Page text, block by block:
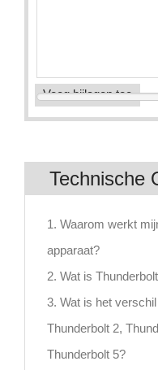
Voeg bijlagen toe
Technische
1. Waarom werkt
apparaat?
2. Wat is
3. Wat is het
Thunderbolt 2,
Thunderbolt 5?